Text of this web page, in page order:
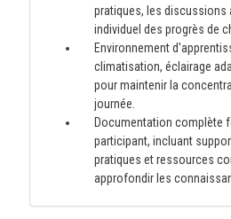
pratiques, les discussions
individuel des progrès de
Environnement
climatisation, éclairage
pour maintenir la
journée.
Documentation complète
participant, incluant
pratiques et ressources
approfondir les